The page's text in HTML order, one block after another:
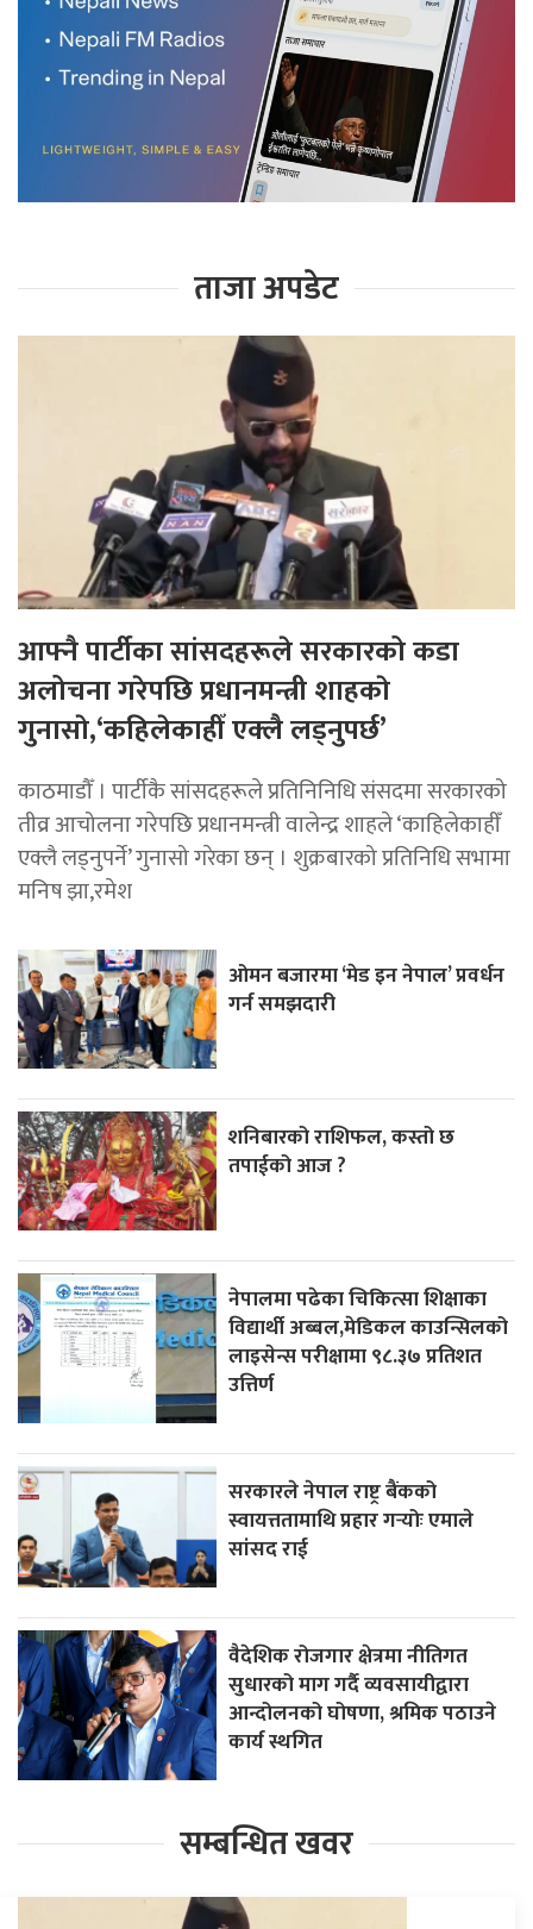
ताजा अपडेट
आफ्नै पार्टीका सांसदहरूले सरकारको कडा
अलोचना गरेपछि प्रधानमन्त्री शाहकाे
गुनासाे,‘कहिलेकाहीँ एक्लै लड्नुपर्छ’
काठमाडौँ । पार्टीकै सांसदहरूले प्रतिनिनिधि संसदमा सरकारको
तीव्र आचोलना गरेपछि प्रधानमन्त्री वालेन्द्र शाहले ‘काहिलेकाहीँ
एक्लै लड्नुपर्ने’ गुनासो गरेका छन् । शुक्रबारको प्रतिनिधि सभामा
मनिष झा,रमेश
ओमन बजारमा ‘मेड इन नेपाल’ प्रवर्धन
गर्न समझदारी
शनिबारको राशिफल, कस्तो छ
तपाईको आज ?
नेपालमा पढेका चिकित्सा शिक्षाका
विद्यार्थी अब्बल,मेडिकल काउन्सिलको
लाइसेन्स परीक्षामा ९८.३७ प्रतिशत
उत्तिर्ण
सरकारले नेपाल राष्ट्र बैंकको
स्वायत्ततामाथि प्रहार गर्‍योः एमाले
सांसद राई
वैदेशिक रोजगार क्षेत्रमा नीतिगत
सुधारको माग गर्दै व्यवसायीद्वारा
आन्दोलनको घोषणा, श्रमिक पठाउने
कार्य स्थगित
सम्बन्धित खवर